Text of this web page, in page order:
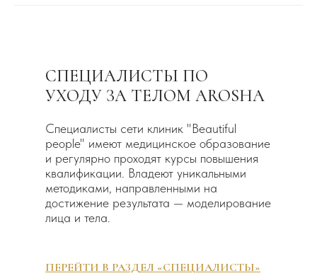
СПЕЦИАЛИСТЫ ПО
УХОДУ ЗА ТЕЛОМ AROSHA
Специалисты сети клиник "Beautiful
people" имеют медицинское образование
и регулярно проходят курсы повышения
квалификации. Владеют уникальными
методиками, направленными на
достижение результата — моделирование
лица и тела.
ПЕРЕЙТИ В РАЗДЕЛ «СПЕЦИАЛИСТЫ»